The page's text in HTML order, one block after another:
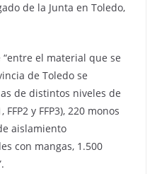
de la Junta en Toledo,
el material que se
de Toledo se
de distintos niveles de
y FFP3), 220 monos
aislamiento
con mangas, 1.500